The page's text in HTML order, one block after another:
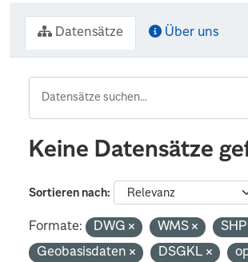
Datensätze Über uns
Keine Datensätze
Sortieren nach
Formate: DWG WMS
Geobasisdaten
DSGKL